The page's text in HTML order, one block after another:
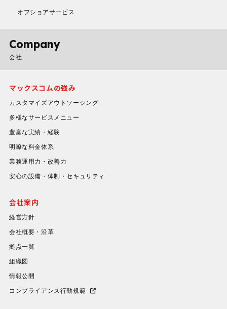
オフショアサービス
Company
会社
マックスコムの強み
カスタマイズアウトソーシング
多様なサービスメニュー
豊富な実績・経験
明瞭な料金体系
業務運用力・改善力
安心の設備・体制・セキュリティ
会社案内
経営方針
会社概要・沿革
拠点一覧
組織図
情報公開
コンプライアンス行動規範